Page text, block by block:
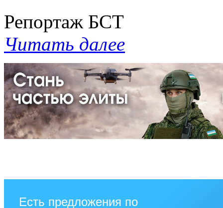
Репортаж БСТ
Читать далее
Есть предложения по